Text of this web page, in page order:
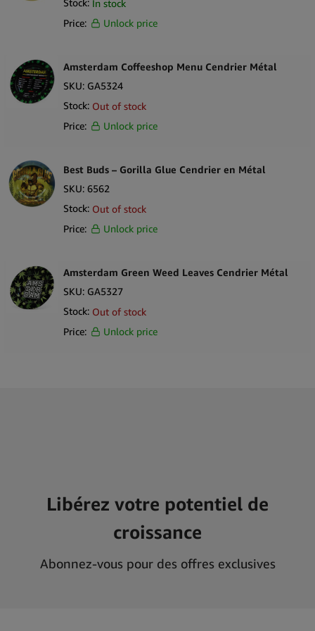
The Bulldog Cendrier Original En Métal Noir
Stock: In stock
Price:
Unlock price
Amsterdam Coffeeshop Menu Cendrier Métal
SKU: GA5324
Stock: Out of stock
Price:
Unlock price
Best Buds – Gorilla Glue Cendrier en Métal
SKU: 6562
Stock: Out of stock
Price:
Unlock price
Amsterdam Green Weed Leaves Cendrier Métal
SKU: GA5327
Stock: Out of stock
Price:
Unlock price
Libérez votre potentiel de
croissance
Abonnez-vous pour des offres exclusives